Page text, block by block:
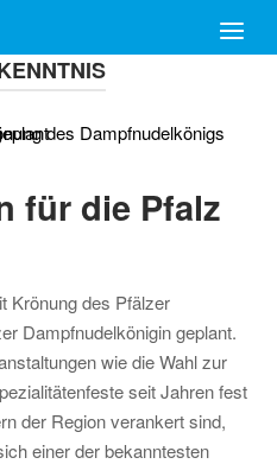
Menu
für die Pfalz
Krönung des Pfälzer
Dampfnudelkönigin geplant.
wie die Wahl zur
seit Jahren fest
der Region verankert sind,
einer der bekanntesten